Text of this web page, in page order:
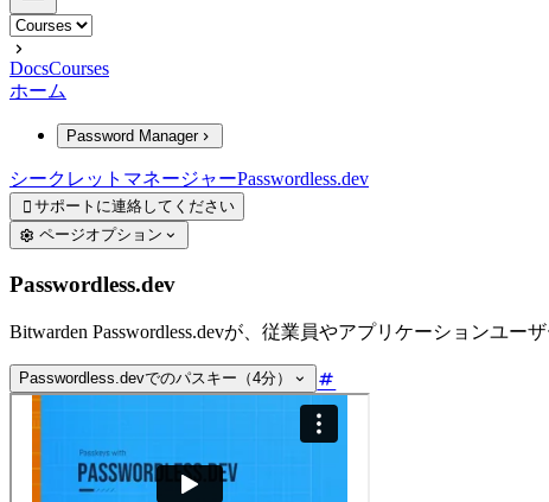
DocsCourses
ホーム
Password Manager
シークレットマネージャーPasswordless.dev
 サポートに連絡してください
ページオプション
Passwordless.dev
Bitwarden Passwordless.devが、従業員やアプリケーションユ
Passwordless.devでのパスキー（4分）